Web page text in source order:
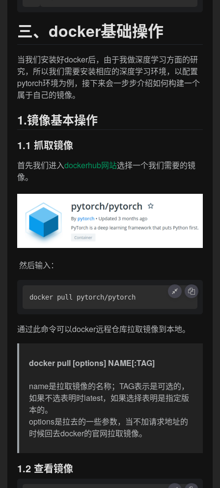
三、docker基础操作
当我们安装好docker后，由于我做深度学习方面的研
究，所以我们需要安装相应的深度学习环境，以配置
pytorch环境为例，接下来会一步步介绍如何构建一个
属于自己的镜像。
1.镜像基本操作
1.1 抓取镜像
首先我们进入dockerhub网站选择一个我们需要的镜
像。
然后输入：
docker pull pytorch/pytorch
通过此命令可以docker远程仓库拉取镜像到本地。
docker pull [options] NAME[:TAG]
name是拉取镜像的名称；TAG表示是可选的，
如果不选表明时latest，如果选择表明是指定版
本的。
options是拉去的一些参数，当不加请求地址的
时候回去docker的官网拉取镜像。
1.2 查看镜像